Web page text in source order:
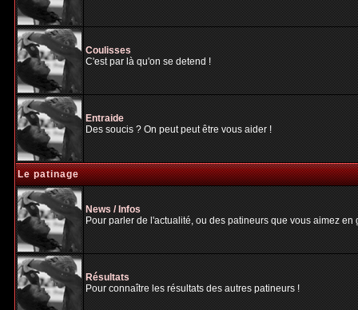
Coulisses
C'est par là qu'on se detend !
Entraide
Des soucis ? On peut peut être vous aider !
Le patinage
News / Infos
Pour parler de l'actualité, ou des patineurs que vous aimez
Résultats
Pour connaître les résultats des autres patineurs !